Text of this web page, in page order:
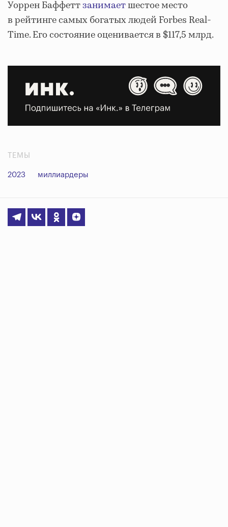
Уоррен Баффеттзанимаетшестое место
в рейтинге самых богатых людей Forbes Real-
Time. Его состояние оценивается в $117,5 млрд.
ТЕМЫ
2023 миллиардеры